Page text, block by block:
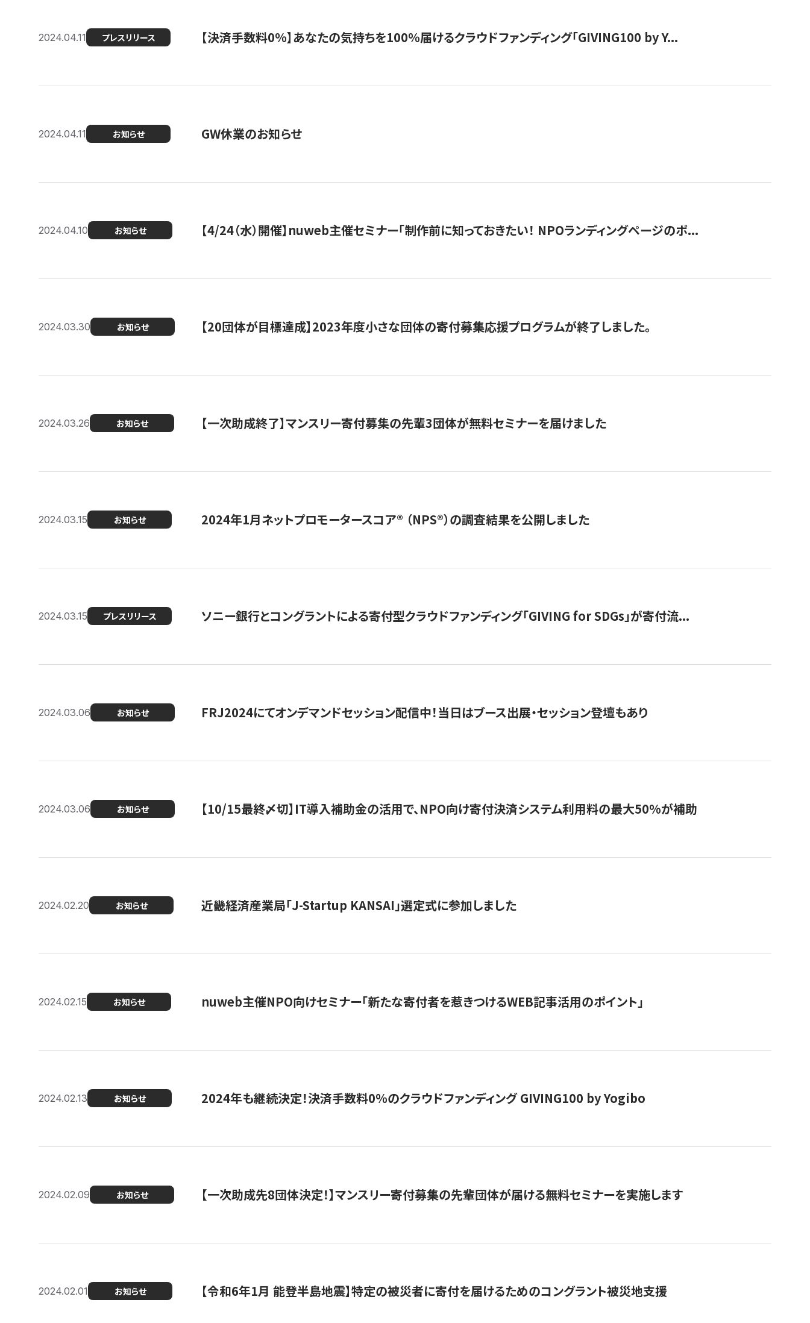
2024.04.11 プレスリリース 【決済手数料0%】あなたの気持ちを100％届けるクラウドファンディング「GIVING100 by Y...
2024.04.11 お知らせ GW休業のお知らせ
2024.04.10 お知らせ 【4/24（水）開催】nuweb主催セミナー「制作前に知っておきたい！ NPOランディングページのポ...
2024.03.30 お知らせ 【20団体が目標達成】2023年度小さな団体の寄付募集応援プログラムが終了しました。
2024.03.26 お知らせ 【一次助成終了】マンスリー寄付募集の先輩3団体が無料セミナーを届けました
2024.03.15 お知らせ 2024年1月ネットプロモータースコア®︎ （NPS®︎）の調査結果を公開しました
2024.03.15 プレスリリース ソニー銀行とコングラントによる寄付型クラウドファンディング「GIVING for SDGs」が寄付流...
2024.03.06 お知らせ FRJ2024にてオンデマンドセッション配信中！当日はブース出展・セッション登壇もあり
2024.03.06 お知らせ 【10/15最終〆切】IT導入補助金の活用で、NPO向け寄付決済システム利用料の最大50%が補助
2024.02.20 お知らせ 近畿経済産業局「J-Startup KANSAI」選定式に参加しました
2024.02.15 お知らせ nuweb主催NPO向けセミナー「新たな寄付者を惹きつけるWEB記事活用のポイント」
2024.02.13 お知らせ 2024年も継続決定！決済手数料0％のクラウドファンディング GIVING100 by Yogibo
2024.02.09 お知らせ 【一次助成先8団体決定！】マンスリー寄付募集の先輩団体が届ける無料セミナーを実施します
2024.02.01 お知らせ 【令和6年1月 能登半島地震】特定の被災者に寄付を届けるためのコングラント被災地支援